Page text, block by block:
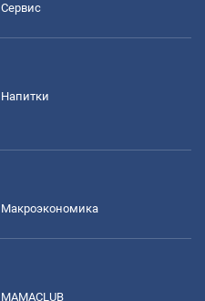
Сервис
Напитки
Mакроэкономика
MAMACLUB